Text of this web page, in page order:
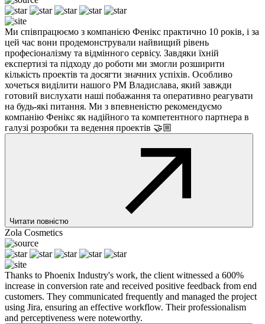
Ми співпрацюємо з компанією Фенікс практично 10 років, і за
цей час вони продемонстрували найвищий рівень
професіоналізму та відмінного сервісу. Завдяки їхній
експертизі та підходу до роботи ми змогли розширити
кількість проектів та досягти значних успіхів. Особливо
хочеться виділити нашого PM Владислава, який завжди
готовий вислухати наші побажання та оперативно реагувати
на будь-які питання. Ми з впевненістю рекомендуємо
компанію Фенікс як надійного та компетентного партнера в
галузі розробки та ведення проектів 🤝🏼
Читати повністю
Zola Cosmetics
Thanks to Phoenix Industry's work, the client witnessed a 600%
increase in conversion rate and received positive feedback from end
customers. They communicated frequently and managed the project
using Jira, ensuring an effective workflow. Their professionalism
and perceptiveness were noteworthy.